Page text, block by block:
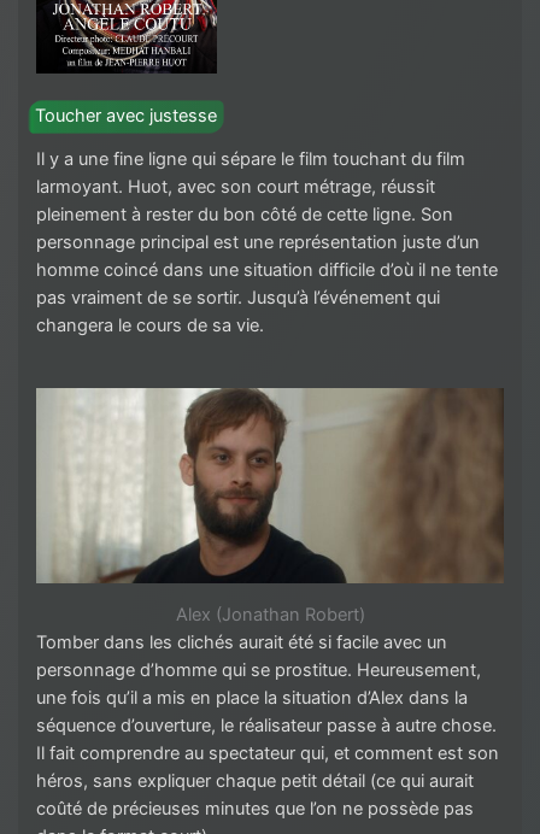
Toucher avec justesse
Il y a une fine ligne qui sépare le film touchant du film
larmoyant. Huot, avec son court métrage, réussit
pleinement à rester du bon côté de cette ligne. Son
personnage principal est une représentation juste d’un
homme coincé dans une situation difficile d’où il ne tente
pas vraiment de se sortir. Jusqu’à l’événement qui
changera le cours de sa vie.
Alex (Jonathan Robert)
Tomber dans les clichés aurait été si facile avec un
personnage d’homme qui se prostitue. Heureusement,
une fois qu’il a mis en place la situation d’Alex dans la
séquence d’ouverture, le réalisateur passe à autre chose.
Il fait comprendre au spectateur qui, et comment est son
héros, sans expliquer chaque petit détail (ce qui aurait
coûté de précieuses minutes que l’on ne possède pas